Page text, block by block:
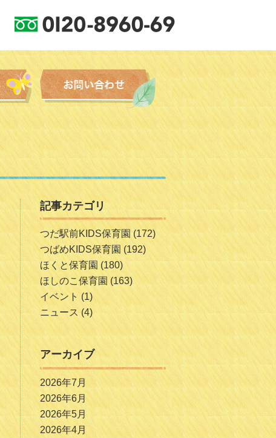
記事カテゴリ
つだ駅前KIDS保育園(172)
つばめKIDS保育園(192)
ほくと保育園(180)
ほしのこ保育園(163)
イベント(1)
ニュース(4)
アーカイブ
2026年7月
2026年6月
2026年5月
2026年4月